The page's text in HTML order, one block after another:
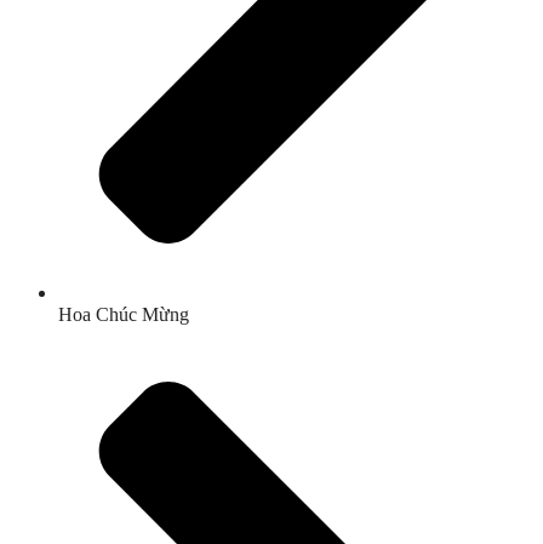
Hoa Chúc Mừng